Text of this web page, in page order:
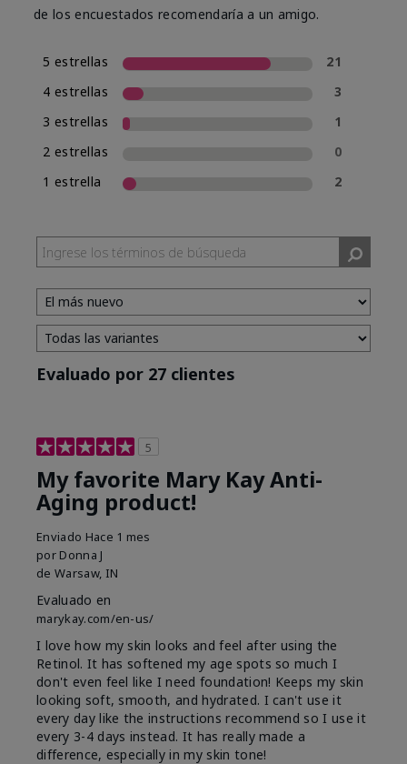
de los encuestados recomendaría a un amigo.
5 estrellas
21
4 estrellas
3
3 estrellas
1
2 estrellas
0
1 estrella
2
Evaluado por 27 clientes
5
My favorite Mary Kay Anti-
Aging product!
Enviado Hace 1 mes
por Donna J
de Warsaw, IN
Evaluado en
marykay.com/en-us/
I love how my skin looks and feel after using the
Retinol. It has softened my age spots so much I
don't even feel like I need foundation! Keeps my skin
looking soft, smooth, and hydrated. I can't use it
every day like the instructions recommend so I use it
every 3-4 days instead. It has really made a
difference, especially in my skin tone!